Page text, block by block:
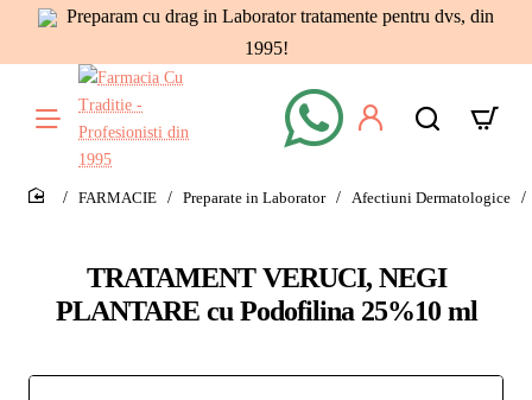
Preparam cu drag in Laborator tratamente pentru dvs, din
1995!
TRATAMENT VERUCI, NEGI
PLANTARE cu Podofilina 25%10 ml
FARMACIE Preparate in Laborator Afectiuni Dermatologice